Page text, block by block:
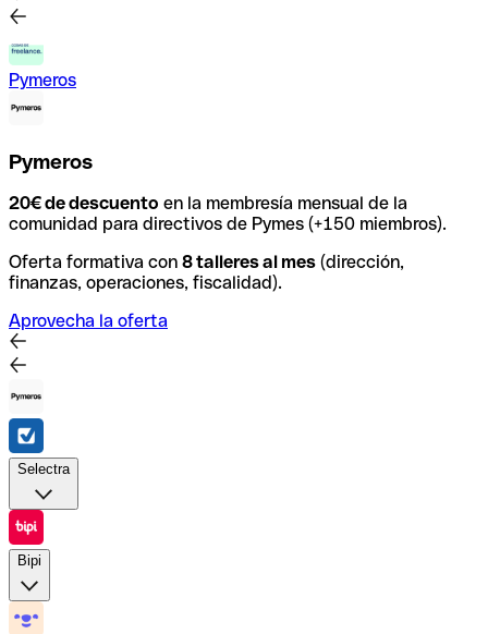
Pymeros
Pymeros
20€ de descuento en la membresía mensual de la
comunidad para directivos de Pymes (+150 miembros).
Oferta formativa con 8 talleres al mes (dirección,
finanzas, operaciones, fiscalidad).
Aprovecha la oferta
Selectra
Selectra
Dispones de
reducir tus gastos de luz, teléfono y gas.
tus facturas te
Bipi
Bipi